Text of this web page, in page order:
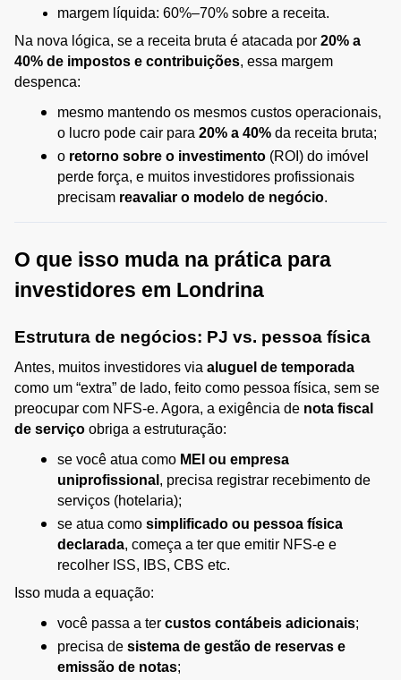
margem líquida: 60%–70% sobre a receita.
Na nova lógica, se a receita bruta é atacada por 20% a
40% de impostos e contribuições, essa margem
despenca:
mesmo mantendo os mesmos custos operacionais,
o lucro pode cair para 20% a 40% da receita bruta;
o retorno sobre o investimento (ROI) do imóvel
perde força, e muitos investidores profissionais
precisam reavaliar o modelo de negócio.
O que isso muda na prática para
investidores em Londrina
Estrutura de negócios: PJ vs. pessoa física
Antes, muitos investidores via aluguel de temporada
como um “extra” de lado, feito como pessoa física, sem se
preocupar com NFS-e. Agora, a exigência de nota fiscal
de serviço obriga a estruturação:
se você atua como MEI ou empresa
uniprofissional , precisa registrar recebimento de
serviços (hotelaria);
se atua como simplificado ou pessoa física
declarada, começa a ter que emitir NFS-e e
recolher ISS, IBS, CBS etc.
Isso muda a equação:
você passa a ter custos contábeis adicionais;
precisa de sistema de gestão de reservas e
emissão de notas;